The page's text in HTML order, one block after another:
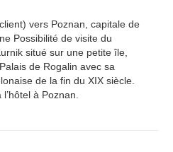
vers Poznan, capitale de
Possibilité de visite du
situé sur une petite île,
de Rogalin avec sa
de la fin du XIX siècle.
à Poznan.